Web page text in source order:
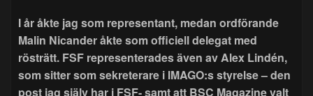
I år åkte jag som representant, medan ordförande
Malin Nicander åkte som officiell delegat med
rösträtt. FSF representerades även av Alex Lindén,
som sitter som sekreterare i IMAGO:s styrelse – den
post jag själv har i FSF- samt att BSC Magazine valt